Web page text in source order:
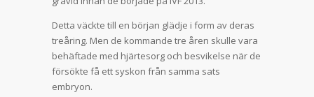
Detta väckte till en början glädje i form av deras
treåring. Men de kommande tre åren skulle vara
behäftade med hjärtesorg och besvikelse när de
försökte få ett syskon från samma sats
embryon.